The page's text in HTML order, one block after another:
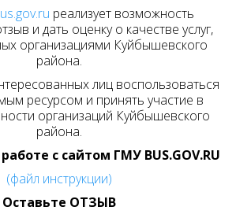
реализует возможность
и дать оценку о качестве услуг,
организациями Куйбышевского
района.
лиц воспользоваться
ресурсом и принять участие в
организаций Куйбышевского
района.
с сайтом ГМУ BUS.GOV.RU
(файл инструкции)
Оставьте ОТЗЫВ